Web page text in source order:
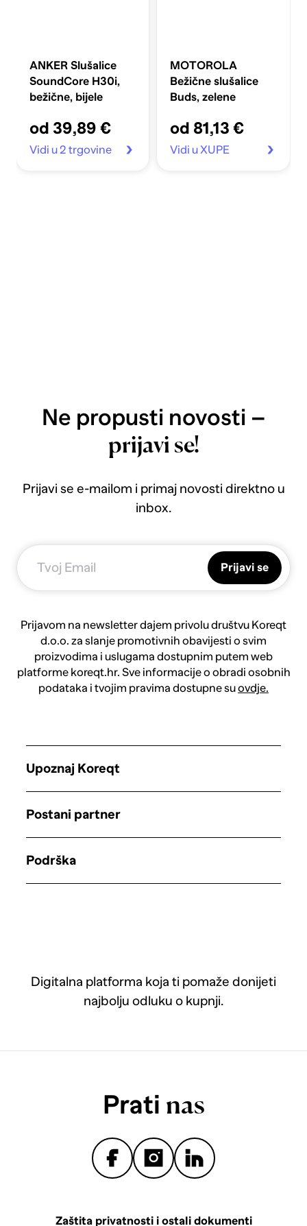
ANKER Slušalice
SoundCore H30i,
bežične, bijele
od 39,89 €
Vidi u 2 trgovine
MOTOROLA
Bežične slušalice
Buds, zelene
od 81,13 €
Vidi u XUPE
Ne propusti novosti –
prijavi se!
Prijavi se e-mailom i primaj novosti direktno u
inbox.
Prijavi se
Prijavom na newsletter dajem privolu društvu Koreqt
d.o.o. za slanje promotivnih obavijesti o svim
proizvodima i uslugama dostupnim putem web
platforme koreqt.hr. Sve informacije o obradi osobnih
podataka i tvojim pravima dostupne suovdje.
Digitalna platforma koja ti pomaže donijeti
najbolju odluku o kupnji.
Upoznaj Koreqt
Postani partner
Podrška
Prati nas
Zaštita privatnosti i ostali dokumenti